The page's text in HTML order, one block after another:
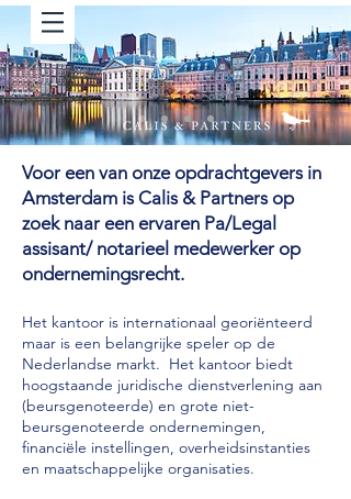
Voor een van onze opdrachtgevers in
Amsterdam is Calis & Partners op
zoek naar een ervaren Pa/Legal
assisant/ notarieel medewerker op
ondernemingsrecht.
Het kantoor is internationaal georiënteerd
maar is een belangrijke speler op de
Nederlandse markt. Het kantoor biedt
hoogstaande juridische dienstverlening aan
(beursgenoteerde) en grote niet-
beursgenoteerde ondernemingen,
financiële instellingen, overheidsinstanties
en maatschappelijke organisaties.